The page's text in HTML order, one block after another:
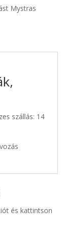
Mystras
szállás: 14
és kattintson